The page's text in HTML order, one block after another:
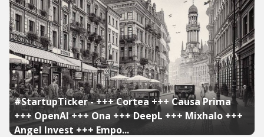
#StartupTicker - +++ Cortea +++ Causa Prima
+++ OpenAI +++ Ona +++ DeepL +++ Mixhalo +++
Angel Invest +++ Empo...